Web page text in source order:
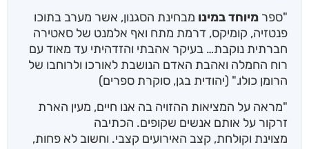
​"ספר מיוחד במינו מבחינת הסגנון, אשר מערב בתוכו
פנטזיה, קומיקס, דרמת מתח ואף אלמנט של סאטירה
חברתית נוקבת… בעיקר אהבתי והזדהיתי עד מאוד עם
רוח החמלה ואהבת האדם הנושבת לאורכו ולרוחבו של
הרומן כולו." (יהודית בגן, סוקרת ספרים)
​"מראה על המציאות ההזויה בה אנו חיים, מעין הארת
זרקור על אותם אנשים שקופים. הכתיבה
מצוינת וקולחת, קצב האירועים קצבי. וחשוב לא פחות,